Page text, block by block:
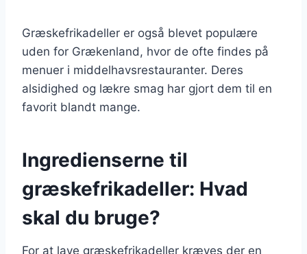
Græskefrikadeller er også blevet populære
uden for Grækenland, hvor de ofte findes på
menuer i middelhavsrestauranter. Deres
alsidighed og lækre smag har gjort dem til en
favorit blandt mange.
Ingredienserne til
græskefrikadeller: Hvad
skal du bruge?
For at lave græskefrikadeller kræves der en